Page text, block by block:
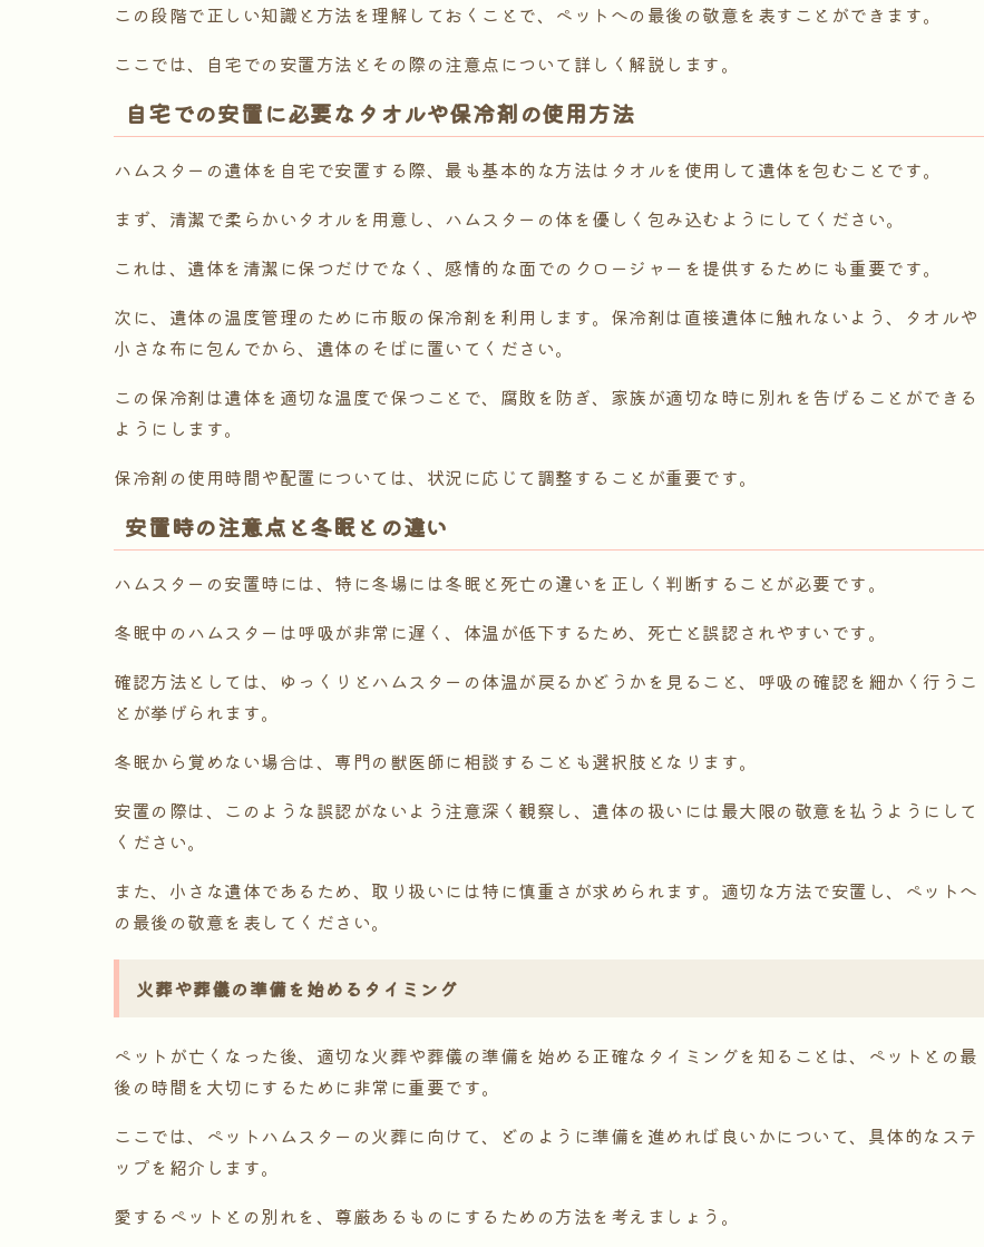
この段階で正しい知識と方法を理解しておくことで、ペットへの最後の敬意を表すことができます。
ここでは、自宅での安置方法とその際の注意点について詳しく解説します。
自宅での安置に必要なタオルや保冷剤の使用方法
ハムスターの遺体を自宅で安置する際、最も基本的な方法はタオルを使用して遺体を包むことです。
まず、清潔で柔らかいタオルを用意し、ハムスターの体を優しく包み込むようにしてください。
これは、遺体を清潔に保つだけでなく、感情的な面でのクロージャーを提供するためにも重要です。
次に、遺体の温度管理のために市販の保冷剤を利用します。保冷剤は直接遺体に触れないよう、タオルや
小さな布に包んでから、遺体のそばに置いてください。
この保冷剤は遺体を適切な温度で保つことで、腐敗を防ぎ、家族が適切な時に別れを告げることができる
ようにします。
保冷剤の使用時間や配置については、状況に応じて調整することが重要です。
安置時の注意点と冬眠との違い
ハムスターの安置時には、特に冬場には冬眠と死亡の違いを正しく判断することが必要です。
冬眠中のハムスターは呼吸が非常に遅く、体温が低下するため、死亡と誤認されやすいです。
確認方法としては、ゆっくりとハムスターの体温が戻るかどうかを見ること、呼吸の確認を細かく行うこ
とが挙げられます。
冬眠から覚めない場合は、専門の獣医師に相談することも選択肢となります。
安置の際は、このような誤認がないよう注意深く観察し、遺体の扱いには最大限の敬意を払うようにして
ください。
また、小さな遺体であるため、取り扱いには特に慎重さが求められます。適切な方法で安置し、ペットへ
の最後の敬意を表してください。
火葬や葬儀の準備を始めるタイミング
ペットが亡くなった後、適切な火葬や葬儀の準備を始める正確なタイミングを知ることは、ペットとの最
後の時間を大切にするために非常に重要です。
ここでは、ペットハムスターの火葬に向けて、どのように準備を進めれば良いかについて、具体的なステ
ップを紹介します。
愛するペットとの別れを、尊厳あるものにするための方法を考えましょう。